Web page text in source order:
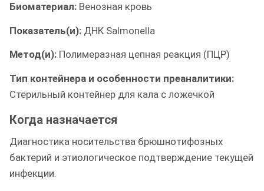
Биоматериал: Венозная кровь
Показатель(и): ДНК Salmonella
Метод(и): Полимеразная цепная реакция (ПЦР)
Тип контейнера и особенности преаналитики:
Стерильный контейнер для кала с ложечкой
Когда назначается
Диагностика носительства брюшнотифозных
бактерий и этиологическое подтверждение текущей
инфекции.